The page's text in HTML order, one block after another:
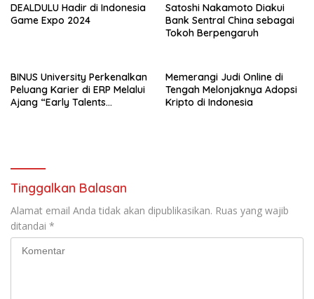
DEALDULU Hadir di Indonesia
Game Expo 2024
Satoshi Nakamoto Diakui
Bank Sentral China sebagai
Tokoh Berpengaruh
BINUS University Perkenalkan
Peluang Karier di ERP Melalui
Ajang “Early Talents
Memerangi Judi Online di
Tengah Melonjaknya Adopsi
Kripto di Indonesia
Tinggalkan Balasan
Alamat email Anda tidak akan dipublikasikan. Ruas yang wajib
ditandai *